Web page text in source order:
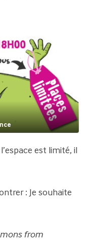
est limité, il
: Je souhaite
from